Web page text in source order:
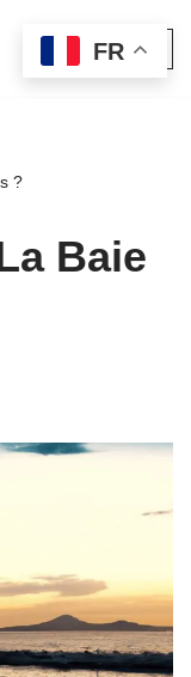
?
Baie
FR